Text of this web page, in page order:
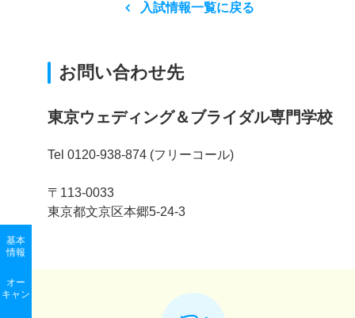
基本
情報
オー
キャン
入試情報一覧に戻る
お問い合わせ先
東京ウェディング＆ブライダル専門学校
Tel 0120-938-874 (フリーコール)
〒113-0033
東京都文京区本郷5-24-3